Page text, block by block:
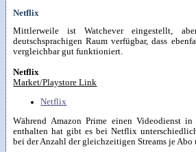
Netflix
Mittlerweile ist Watchever eingestellt,
deutschsprachigen Raum verfügbar, dass
vergleichbar gut funktioniert.
Netflix
Market/Playstore Link
Netflix
Während Amazon Prime einen Videodienst
enthalten hat gibt es bei Netflix
bei der Anzahl der gleichzeitigen Streams je Abo